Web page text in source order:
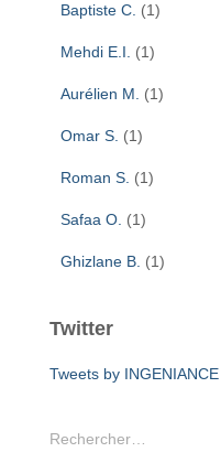
Baptiste C. (1)
Mehdi E.I. (1)
Aurélien M. (1)
Omar S. (1)
Roman S. (1)
Safaa O. (1)
Ghizlane B. (1)
Twitter
Tweets by INGENIANCE
R
Rechercher…